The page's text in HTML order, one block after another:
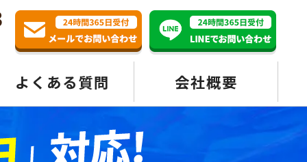
よくある質問 会社概要